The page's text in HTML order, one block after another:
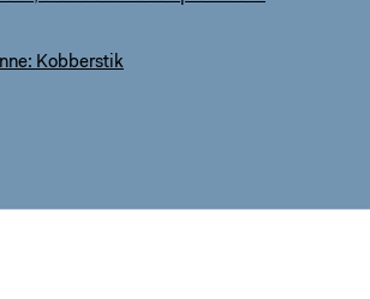
Kobberstik